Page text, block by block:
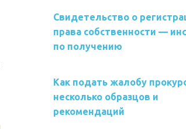
Свидетельство о
права собственности —
по получению
Как подать жалобу
несколько образцов и
рекомендаций